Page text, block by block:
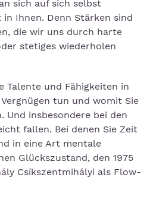
sich auf sich selbst
Ihnen. Denn Stärken sind
die wir uns durch harte
stetiges wiederholen
Talente und Fähigkeiten in
tun und womit Sie
Und insbesondere bei den
fallen. Bei denen Sie Zeit
in eine Art mentale
Glückszustand, den 1975
Csíkszentmihályi als Flow-